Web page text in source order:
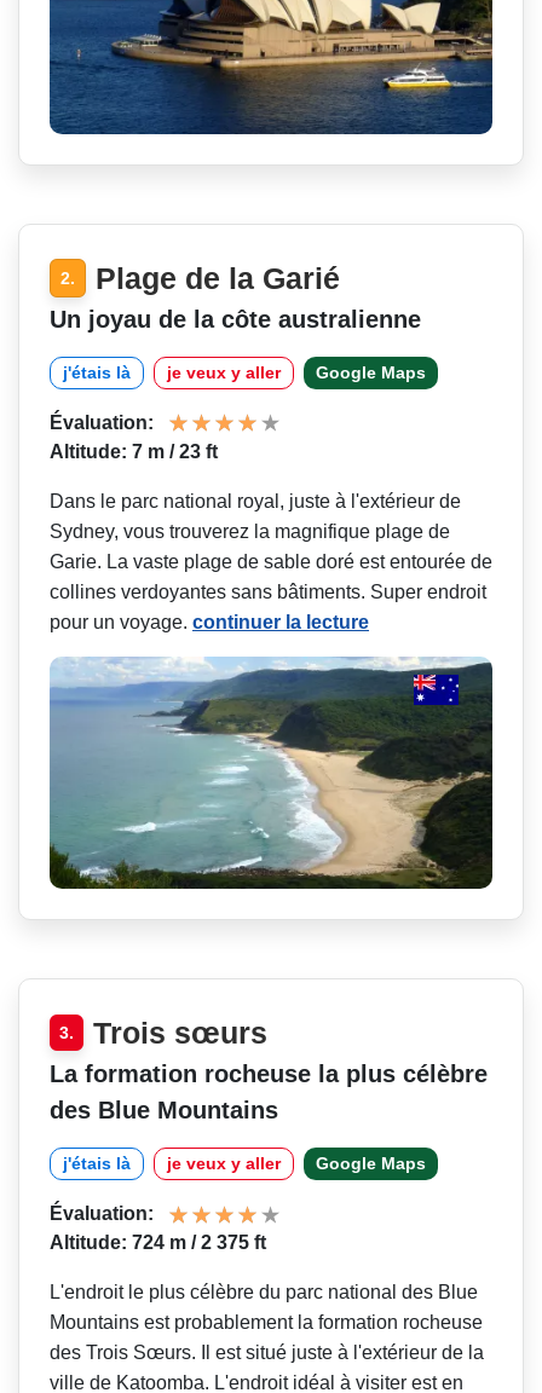
2. Plage de la Garié
Un joyau de la côte australienne
j'étais là je veux y aller Google Maps
Évaluation:
Altitude: 7 m / 23 ft
Dans le parc national royal, juste à l'extérieur de
Sydney, vous trouverez la magnifique plage de
Garie. La vaste plage de sable doré est entourée de
collines verdoyantes sans bâtiments. Super endroit
pour un voyage. continuer la lecture
3. Trois sœurs
La formation rocheuse la plus célèbre
des Blue Mountains
j'étais là je veux y aller Google Maps
Évaluation:
Altitude: 724 m / 2 375 ft
L'endroit le plus célèbre du parc national des Blue
Mountains est probablement la formation rocheuse
des Trois Sœurs. Il est situé juste à l'extérieur de la
ville de Katoomba. L'endroit idéal à visiter est en